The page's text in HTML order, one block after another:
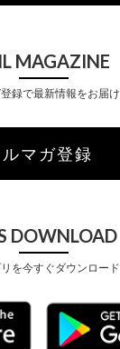
MAGAZINE
録で最新情報をお届け
ルマガ登録
DOWNLOAD
を今すぐダウンロード